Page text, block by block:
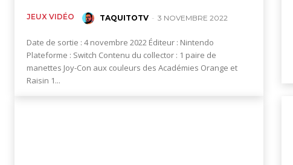
JEUX VIDÉO TAQUITOTV - 3 NOVEMBRE 2022
Date de sortie : 4 novembre 2022 Éditeur : Nintendo
Plateforme : Switch Contenu du collector : 1 paire de
manettes Joy-Con aux couleurs des Académies Orange et
Raisin 1...